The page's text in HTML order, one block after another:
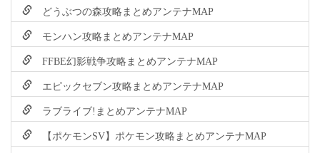
どうぶつの森攻略まとめアンテナMAP
モンハン攻略まとめアンテナMAP
FFBE幻影戦争攻略まとめアンテナMAP
エピックセブン攻略まとめアンテナMAP
ラブライブ!まとめアンテナMAP
【ポケモンSV】ポケモン攻略まとめアンテナMAP